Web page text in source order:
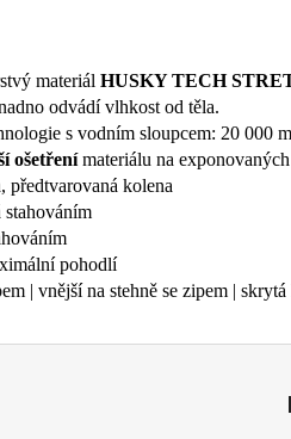
materiál HUSKY TECH
odvádí vlhkost od těla.
s vodním sloupcem: 20 000
ošetřenímateriálu na
kolena
stahováním
pohodlí
| vnější na stehně se zipem |